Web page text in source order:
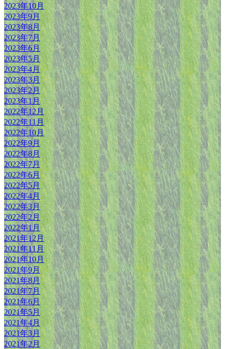
2023年10月
2023年9月
2023年8月
2023年7月
2023年6月
2023年5月
2023年4月
2023年3月
2023年2月
2023年1月
2022年12月
2022年11月
2022年10月
2022年9月
2022年8月
2022年7月
2022年6月
2022年5月
2022年4月
2022年3月
2022年2月
2022年1月
2021年12月
2021年11月
2021年10月
2021年9月
2021年8月
2021年7月
2021年6月
2021年5月
2021年4月
2021年3月
2021年2月